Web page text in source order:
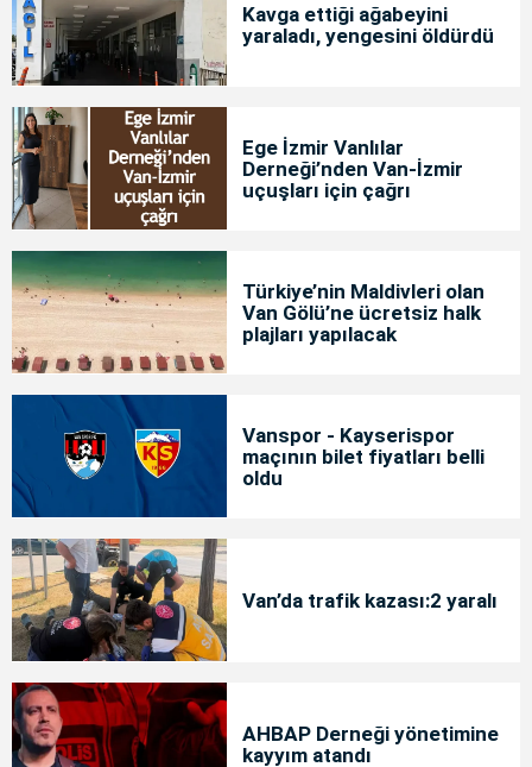
Kavga ettiği ağabeyini
yaraladı, yengesini öldürdü
Ege İzmir Vanlılar
Derneği’nden Van-İzmir
uçuşları için çağrı
Türkiye’nin Maldivleri olan
Van Gölü’ne ücretsiz halk
plajları yapılacak
Vanspor - Kayserispor
maçının bilet fiyatları belli
oldu
Van’da trafik kazası:2 yaralı
AHBAP Derneği yönetimine
kayyım atandı